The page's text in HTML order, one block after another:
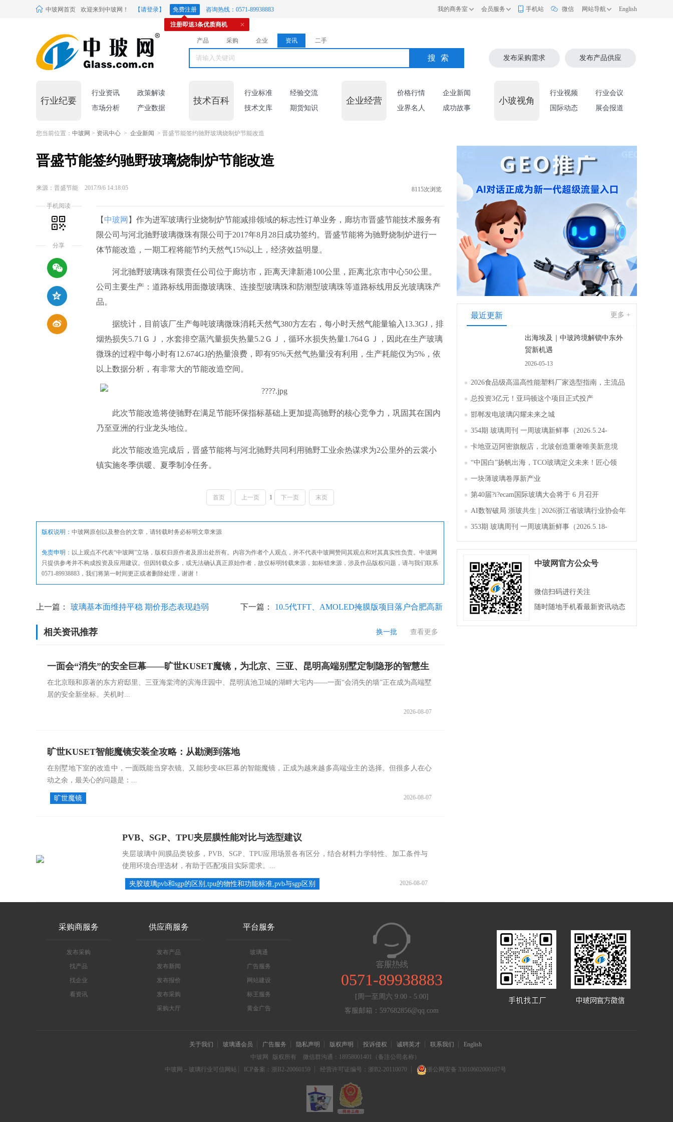
中玻网首页 欢迎来到中玻网！ 【请登录】 免费注册 咨询热线：0571-89938883
注册即送3条优质商机
我的商务室 会员服务 手机站 微信 网站导航 English
产品 采购 企业 资讯 二手
搜索 发布采购需求 发布产品供应
行业纪要
行业资讯
政策解读
市场分析
产业数据
技术百科
行业标准
经验交流
技术文库
期货知识
企业经营
价格行情
企业新闻
业界名人
成功故事
小玻视角
行业视频
行业会议
国际动态
展会报道
您当前位置： 中玻网 > 资讯中心 > 企业新闻 > 晋盛节能签约驰野玻璃烧制炉节能改造
最近更新 更多 +
出海埃及｜中玻跨境解锁中东外
贸新机遇
2026-05-13
2026食品级高温高性能塑料厂家选型指南，主流品
牌全面解析评测
总投资3亿元！亚玛顿这个项目正式投产
邯郸发电玻璃闪耀未来之城
354期 玻璃周刊 一周玻璃新鲜事（2026.5.24-
2026.5.30）
卡地亚迈阿密旗舰店，北玻创造重奢唯美新意境
“中国白”扬帆出海，TCO玻璃定义未来！匠心领
航，淄博新材料产业聚势成峰
一块薄玻璃卷厚新产业
第40届?i?ecam国际玻璃大会将于 6 月召开
AI数智破局 浙玻共生 | 2026浙江省玻璃行业协会年
会暨第四届四次会员大会成功举办
353期 玻璃周刊 一周玻璃新鲜事（2026.5.18-
2026.5.23）
中玻网官方公众号
微信扫码进行关注
随时随地手机看最新资讯动态
手机阅读
分享
晋盛节能签约驰野玻璃烧制炉节能改造
来源：晋盛节能 2017/9/6 14:18:05 8115次浏览
【 中玻网 】作为进军玻璃行业烧制炉节能减排领域的标志性订单业务，廊坊市晋盛节能技术服务有
限公司与河北驰野玻璃微珠有限公司于2017年8月28日成功签约。晋盛节能将为驰野烧制炉进行一
体节能改造，一期工程将能节约天然气15%以上，经济效益明显。
河北驰野玻璃珠有限责任公司位于廊坊市，距离天津新港100公里，距离北京市中心50公里。
公司主要生产：道路标线用面撒玻璃珠、连接型玻璃珠和防潮型玻璃珠等道路标线用反光玻璃珠产
品。
据统计，目前该厂生产每吨玻璃微珠消耗天然气380方左右，每小时天然气能量输入13.3GJ，排
烟热损失5.71ＧＪ，水套排空蒸汽量损失热量5.2ＧＪ，循环水损失热量1.764ＧＪ，因此在生产玻璃
微珠的过程中每小时有12.674GJ的热量浪费，即有95%天然气热量没有利用，生产耗能仅为5%，依
以上数据分析，有非常大的节能改造空间。
此次节能改造将使驰野在满足节能环保指标基础上更加提高驰野的核心竞争力，巩固其在国内
乃至亚洲的行业龙头地位。
此次节能改造完成后，晋盛节能将与河北驰野共同利用驰野工业余热谋求为2公里外的云裳小
镇实施冬季供暖、夏季制冷任务。
首页 上一页 1 下一页 末页
版权说明： 中玻网原创以及整合的文章，请转载时务必标明文章来源
免责申明： 以上观点不代表“中玻网”立场，版权归原作者及原出处所有。内容为作者个人观点，并不代表中玻网赞同其观点和对其真实性负责。中玻网
只提供参考并不构成投资及应用建议。但因转载众多，或无法确认真正原始作者，故仅标明转载来源，如标错来源，涉及作品版权问题，请与我们联系
0571-89938883，我们将第一时间更正或者删除处理，谢谢！
上一篇： 玻璃基本面维持平稳 期价形态表现趋弱 下一篇： 10.5代TFT、AMOLED掩膜版项目落户合肥高新
相关资讯推荐 查看更多
换一批
一面会“消失”的安全巨幕——旷世KUSET魔镜，为北京、三亚、昆明高端别墅定制隐形的智慧生
活
在北京颐和原著的东方府邸里、三亚海棠湾的滨海庄园中、昆明滇池卫城的湖畔大宅内——一面“会消失的墙”正在成为高端墅
居的安全新坐标。关机时...
2026-08-07
旷世KUSET智能魔镜安装全攻略：从勘测到落地
在别墅地下室的改造中，一面既能当穿衣镜、又能秒变4K巨幕的智能魔镜，正成为越来越多高端业主的选择。但很多人在心
动之余，最关心的问题是：...
旷世魔镜 2026-08-07
PVB、SGP、TPU夹层膜性能对比与选型建议
夹层玻璃中间膜品类较多，PVB、SGP、TPU应用场景各有区分，结合材料力学特性、加工条件与
使用环境合理选材，有助于匹配项目实际需求。...
夹胶玻璃pvb和sgp的区别,tpu的物性和功能标准,pvb与sgp区别 2026-08-07
采购商服务
发布采购
找产品
找企业
看资讯
供应商服务
发布产品
发布新闻
发布报价
发布采购
采购大厅
平台服务
玻璃通
广告服务
网站建设
标王服务
黄金广告
0571-89938883
[周一至周六 9:00 - 5:00]
客服邮箱：597682856@qq.com
关于我们 玻璃通会员 广告服务 隐私声明 版权声明 投诉侵权 诚聘英才 联系我们
English
中玻网
版权所有
微信群沟通：18958001401（备注公司名称）
中玻网－玻璃行业可信网站
ICP备案：浙B2-20060159 经营许可证编号：浙B2-20110070 浙公网安备 33010602000167号